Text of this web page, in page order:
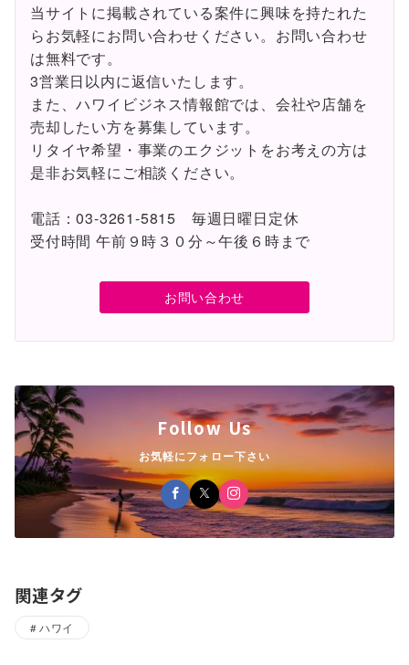
当サイトに掲載されている案件に興味を持たれた
らお気軽にお問い合わせください。お問い合わせ
は無料です。
3営業日以内に返信いたします。
また、ハワイビジネス情報館では、会社や店舗を
売却したい方を募集しています。
リタイヤ希望・事業のエクジットをお考えの方は
是非お気軽にご相談ください。
電話：03-3261-5815 毎週日曜日定休
受付時間 午前９時３０分～午後６時まで
お問い合わせ
Follow Us
お気軽にフォロー下さい
関連タグ
ハワイ